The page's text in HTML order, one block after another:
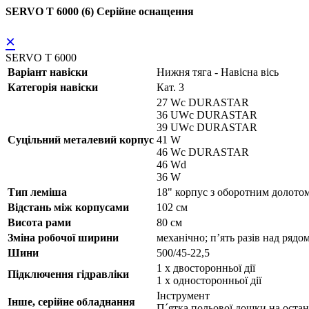
SERVO T 6000 (6) Серійне оснащення
×
SERVO T 6000
Варіант навіски
Нижня тяга - Навісна вісь
Категорія навіски
Кат. 3
Суцільний металевий корпус
27 Wc DURASTAR
36 UWc DURASTAR
39 UWc DURASTAR
41 W
46 Wc DURASTAR
46 Wd
36 W
Тип леміша
18" корпус з оборотним
Відстань між корпусами
102 см
Висота рами
80 см
Зміна робочої ширини
механічно; п’ять разів над
Шини
500/45-22,5
Підключення гідравліки
1 x двосторонньої дії
1 x односторонньої дії
Інше, серійне обладнання
Інструмент